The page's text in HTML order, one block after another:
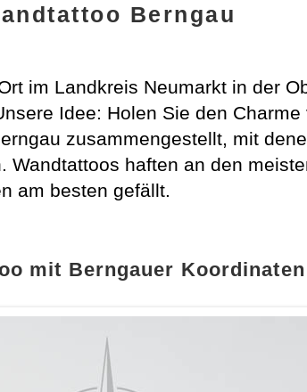
Berngau
im Landkreis Neumarkt in der
Idee: Holen Sie den
zusammengestellt, mit
haften an den
am besten gefällt.
mit Berngauer Koordinaten